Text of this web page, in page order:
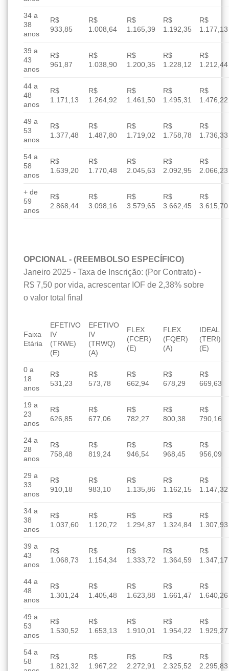
34 a
38
anos
R$
933,85
R$
1.008,64
R$
1.165,39
R$
1.192,35
R$
1.177,13
39 a
43
anos
R$
961,87
R$
1.038,90
R$
1.200,35
R$
1.228,12
R$
1.212,44
44 a
48
anos
R$
1.171,13
R$
1.264,92
R$
1.461,50
R$
1.495,31
R$
1.476,22
49 a
53
anos
R$
1.377,48
R$
1.487,80
R$
1.719,02
R$
1.758,78
R$
1.736,33
54 a
58
anos
R$
1.639,20
R$
1.770,48
R$
2.045,63
R$
2.092,95
R$
2.066,23
+ de
59
anos
R$
2.868,44
R$
3.098,16
R$
3.579,65
R$
3.662,45
R$
3.615,70
OPCIONAL - (REEMBOLSO ESPECÍFICO)
Janeiro 2025 - Taxa de Inscrição: (Por Contrato) -
R$ 7,50 por vida, acrescentar IOF de 2,38% sobre
o valor total final
Faixa
Etária
EFETIVO
IV
(TRWE)
(E)
EFETIVO
IV
(TRWQ)
(A)
FLEX
(FCER)
(E)
FLEX
(FQER)
(A)
IDEAL
(TERI)
(E)
0 a
18
anos
R$
531,23
R$
573,78
R$
662,94
R$
678,29
R$
669,63
19 a
23
anos
R$
626,85
R$
677,06
R$
782,27
R$
800,38
R$
790,16
24 a
28
anos
R$
758,48
R$
819,24
R$
946,54
R$
968,45
R$
956,09
29 a
33
anos
R$
910,18
R$
983,10
R$
1.135,86
R$
1.162,15
R$
1.147,32
34 a
38
anos
R$
1.037,60
R$
1.120,72
R$
1.294,87
R$
1.324,84
R$
1.307,93
39 a
43
anos
R$
1.068,73
R$
1.154,34
R$
1.333,72
R$
1.364,59
R$
1.347,17
44 a
48
anos
R$
1.301,24
R$
1.405,48
R$
1.623,88
R$
1.661,47
R$
1.640,26
49 a
53
anos
R$
1.530,52
R$
1.653,13
R$
1.910,01
R$
1.954,22
R$
1.929,27
54 a
58
R$
1.821,32
R$
1.967,22
R$
2.272,91
R$
2.325,52
R$
2.295,83